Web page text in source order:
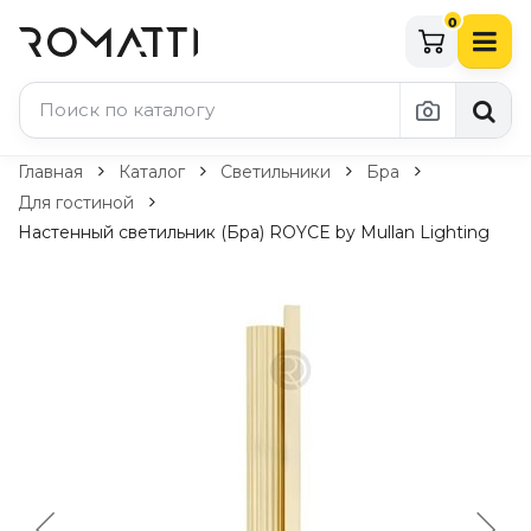
0
Каталог Romatti
Свет и освещение
Бра и настенные светильники
Комплектующие
Главная Каталог Светильники
Бра
Для гостиной
Настенный светильник (Бра) ROYCE by Mullan Lighting